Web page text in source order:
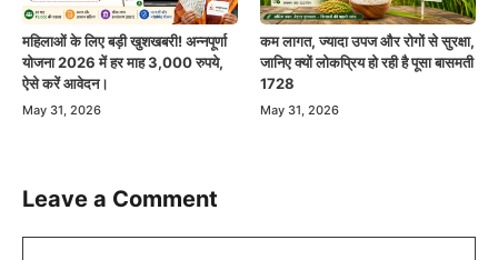
महिलाओं के लिए बड़ी खुशखबरी! अन्नपूर्णा
योजना 2026 में हर माह 3,000 रुपये,
ऐसे करें आवेदन।
May 31, 2026
कम लागत, ज्यादा उपज और रोगों से सुरक्षा,
जानिए क्यों लोकप्रिय हो रही है पूसा बासमती
1728
May 31, 2026
Leave a Comment